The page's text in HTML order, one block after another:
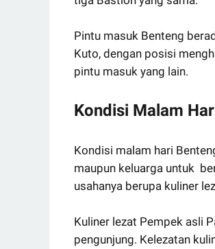
Pintu masuk Benteng
Kuto, dengan posisi
pintu masuk yang lain.
Kondisi Malam
Kondisi malam hari
maupun keluarga untuk
usahanya berupa kuliner
Kuliner lezat Pempek asli
pengunjung. Kelezatan